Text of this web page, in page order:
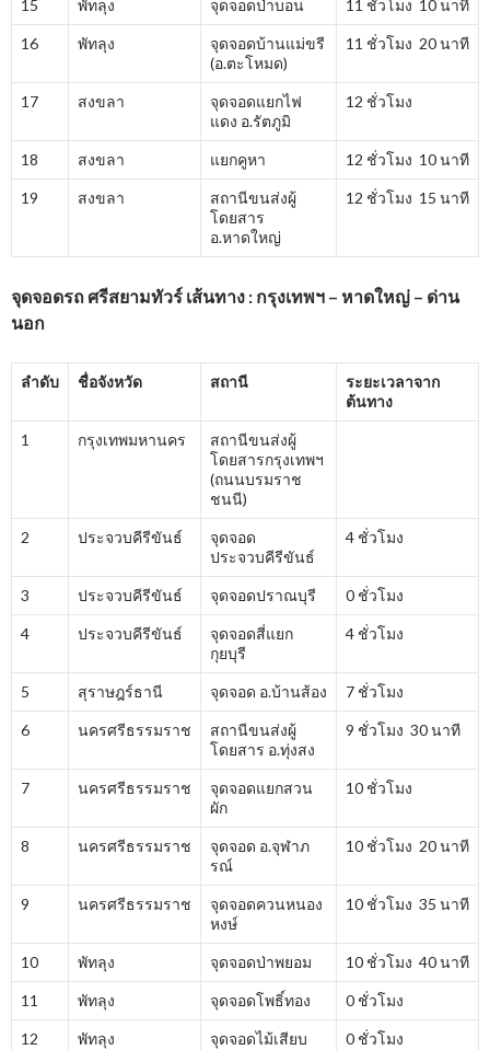
15 พัทลุง จุดจอดป่าบอน 11 ชั่วโมง 10 นาที
16 พัทลุง
จุดจอดบ้านแม่ขรี
(อ.ตะโหมด)
11 ชั่วโมง 20 นาที
17 สงขลา
จุดจอดแยกไฟ
แดง อ.รัตภูมิ
12 ชั่วโมง
18 สงขลา แยกคูหา 12 ชั่วโมง 10 นาที
19 สงขลา
สถานีขนส่งผู้
โดยสาร
อ.หาดใหญ่
12 ชั่วโมง 15 นาที
จุดจอดรถ ศรีสยามทัวร์ เส้นทาง : กรุงเทพฯ – หาดใหญ่ – ด่าน
นอก
ลำดับ ชื่อจังหวัด สถานี
ระยะเวลาจาก
ต้นทาง
1 กรุงเทพมหานคร
สถานีขนส่งผู้
โดยสารกรุงเทพฯ
(ถนนบรมราช
ชนนี)
2 ประจวบคีรีขันธ์
จุดจอด
ประจวบคีรีขันธ์
4 ชั่วโมง
3 ประจวบคีรีขันธ์ จุดจอดปราณบุรี 0 ชั่วโมง
4 ประจวบคีรีขันธ์
จุดจอดสี่แยก
กุยบุรี
4 ชั่วโมง
5 สุราษฎร์ธานี จุดจอด อ.บ้านส้อง 7 ชั่วโมง
6 นครศรีธรรมราช
สถานีขนส่งผู้
โดยสาร อ.ทุ่งสง
9 ชั่วโมง 30 นาที
7 นครศรีธรรมราช
จุดจอดแยกสวน
ผัก
10 ชั่วโมง
8 นครศรีธรรมราช
จุดจอด อ.จุฬาภ
รณ์
10 ชั่วโมง 20 นาที
9 นครศรีธรรมราช
จุดจอดควนหนอง
หงษ์
10 ชั่วโมง 35 นาที
10 พัทลุง จุดจอดป่าพยอม 10 ชั่วโมง 40 นาที
11 พัทลุง จุดจอดโพธิ์ทอง 0 ชั่วโมง
12 พัทลุง จุดจอดไม้เสียบ 0 ชั่วโมง